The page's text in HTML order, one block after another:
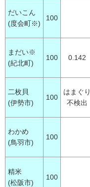
だいこん
(度会町※)
100
まだい※
(紀北町)
100 0.142
二枚貝
(伊勢市)
100
はまぐり
不検出
わかめ
(鳥羽市)
100
精米
(松阪市)
100